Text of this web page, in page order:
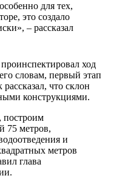
для тех,
это создало
– рассказал
ход
словам, первый этап
что склон
конструкциями.
построим
75 метров,
и
метров
глава